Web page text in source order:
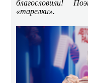
благословили!
«тарелки».